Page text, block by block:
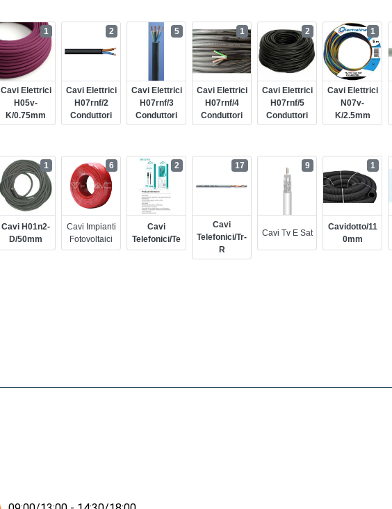
Cavi Elettrici
H05v-
K/0.75mm
1
Cavi Elettrici
H07rnf/2
Conduttori
2
Cavi Elettrici
H07rnf/3
Conduttori
5
Cavi Elettrici
H07rnf/4
Conduttori
1
Cavi Elettrici
H07rnf/5
Conduttori
2
Cavi Elettrici
N07v-
K/2.5mm
1
Cavi H01n2-
D/50mm
1
Cavi Impianti
Fotovoltaici
6
Cavi
Telefonici/te
2
Cavi
Telefonici/tr-
R
17
Cavi Tv E Sat
9
Cavidotto/11
0mm
1